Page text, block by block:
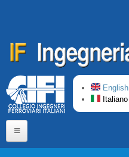
English
Italiano